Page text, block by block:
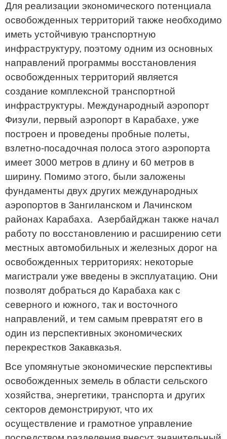
Для реализации экономического потенциала
освобожденных территорий также необходимо
иметь устойчивую транспортную
инфраструктуру, поэтому одним из основных
направлений программы восстановления
освобожденных территорий является
создание комплексной транспортной
инфраструктуры. Международный аэропорт
Физули, первый аэропорт в Карабахе, уже
построен и проведены пробные полеты,
взлетно-посадочная полоса этого аэропорта
имеет 3000 метров в длину и 60 метров в
ширину. Помимо этого, были заложены
фундаменты двух других международных
аэропортов в Зангиланском и Лачинском
районах Карабаха. Азербайджан также начал
работу по восстановлению и расширению сети
местных автомобильных и железных дорог на
освобожденных территориях: некоторые
магистрали уже введены в эксплуатацию. Они
позволят добраться до Карабаха как с
северного и южного, так и восточного
направлений, и тем самым превратят его в
один из перспективных экономических
перекрестков Закавказья.
Все упомянутые экономические перспективы
освобожденных земель в области сельского
хозяйства, энергетики, транспорта и других
секторов демонстрируют, что их
осуществление и грамотное управление